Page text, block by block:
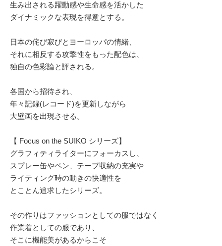
生み出される躍動感や生命感を活かした
ダイナミックな表現を得意とする。
日本の侘び寂びとヨーロッパの情緒、
それに相反する攻撃性をもった配色は、
独自の色彩論と評される。
各国から招待され、
年々記録(レコード)を更新しながら
大壁画を出現させる。
【 Focus on the SUIKO シリーズ】
グラフィティライターにフォーカスし、
スプレー缶やペン、テープ収納の充実や
ライティング時の動きの快適性を
とことん追求したシリーズ。
その作りはファッションとしての服ではなく
作業着としての服であり、
そこに機能美があるからこそ